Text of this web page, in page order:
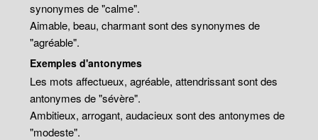
synonymes de "calme".
Aimable, beau, charmant sont des synonymes de
"agréable".
Exemples d'antonymes
Les mots affectueux, agréable, attendrissant sont des
antonymes de "sévère".
Ambitieux, arrogant, audacieux sont des antonymes de
"modeste".